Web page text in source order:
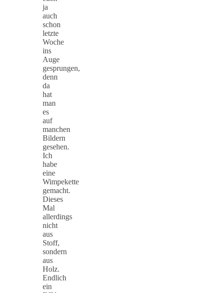
ja
auch
schon
letzte
Woche
ins
Auge
gesprungen,
denn
da
hat
man
es
auf
manchen
Bildern
gesehen.
Ich
habe
eine
Wimpekette
gemacht.
Dieses
Mal
allerdings
nicht
aus
Stoff,
sondern
aus
Holz.
Endlich
ein